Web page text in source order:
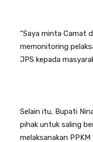
“Saya minta Camat
memonitoring
JPS kepada
Selain itu, Bupati
pihak untuk saling
melaksanakan